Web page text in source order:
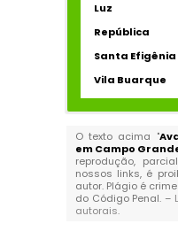
Luz
República
Santa Efigênia
Vila Buarque
O texto acima "
em Campo
reprodução,
nossos links, é
autor. Plágio é
do Código Penal. –
autorais.